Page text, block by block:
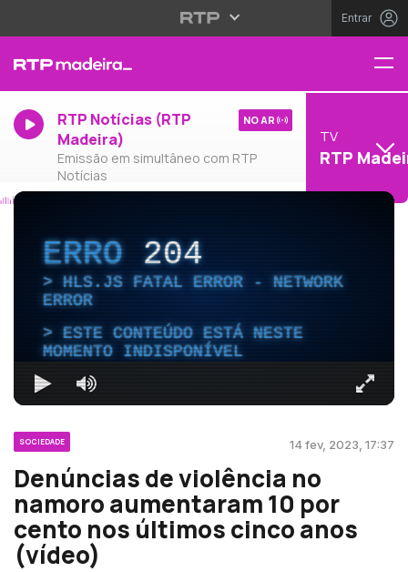
Entrar
RTP Notícias (RTP
Madeira)
Emissão em simultâneo com RTP
Notícias
NO AR
TV
RTP
ERRO204
HLS.JS FATAL ERROR - NETWORK
ERROR
ESTE CONTEÚDO ESTÁ NESTE
MOMENTO INDISPONÍVEL
SOCIEDADE 14 fev, 2023, 17:37
Denúncias de violência no
namoro aumentaram 10 por
cento nos últimos cinco anos
(vídeo)